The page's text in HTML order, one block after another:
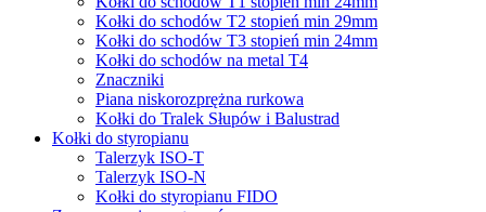
Kołki do schodów T2 stopień min 29mm
Kołki do schodów T3 stopień min 24mm
Kołki do schodów na metal T4
Znaczniki
Piana niskorozprężna rurkowa
Kołki do Tralek Słupów i Balustrad
Kołki do styropianu
Talerzyk ISO-T
Talerzyk ISO-N
Kołki do styropianu FIDO